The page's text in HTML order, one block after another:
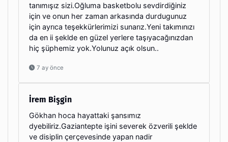
tanımışız sizi.Oğluma basketbolu sevdirdiğiniz
için ve onun her zaman arkasında durdugunuz
için ayrıca teşekkürlerimizi sunarız.Yeni takımınızı
da en ii şeklde en güzel yerlere taşıyacağınızdan
hiç şüphemiz yok.Yolunuz açık olsun..
7 ay önce
İrem Bişgin
Gökhan hoca hayattaki şansımız
dyebiliriz.Gaziantepte işini severek özverili şeklde
ve disiplin çerçevesinde yapan nadir